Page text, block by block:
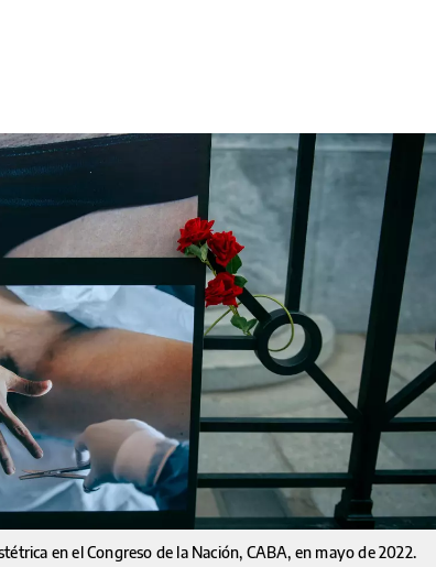
en el Congreso de la Nación, CABA, en mayo de 2022.